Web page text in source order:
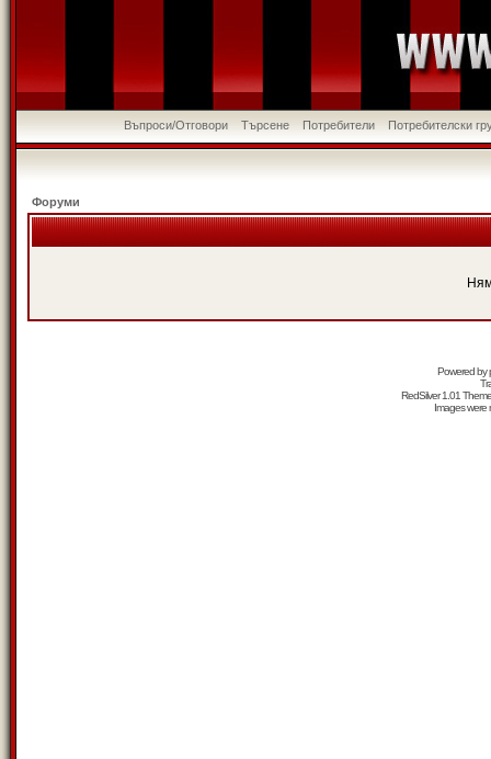
Въпроси/Отговори Търсене Потребители Потребителски
Форуми
Powered by
RedSilver 1.01
Images were